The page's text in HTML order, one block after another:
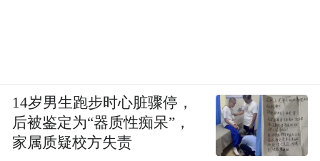
14岁男生跑步时心脏骤停，
后被鉴定为“器质性痴呆”，
家属质疑校方失责